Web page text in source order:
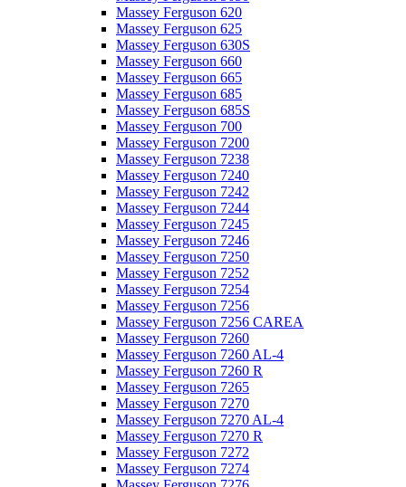
Massey Ferguson 620
Massey Ferguson 625
Massey Ferguson 630S
Massey Ferguson 660
Massey Ferguson 665
Massey Ferguson 685
Massey Ferguson 685S
Massey Ferguson 700
Massey Ferguson 7200
Massey Ferguson 7238
Massey Ferguson 7240
Massey Ferguson 7242
Massey Ferguson 7244
Massey Ferguson 7245
Massey Ferguson 7246
Massey Ferguson 7250
Massey Ferguson 7252
Massey Ferguson 7254
Massey Ferguson 7256
Massey Ferguson 7256 CAREA
Massey Ferguson 7260
Massey Ferguson 7260 AL-4
Massey Ferguson 7260 R
Massey Ferguson 7265
Massey Ferguson 7270
Massey Ferguson 7270 AL-4
Massey Ferguson 7270 R
Massey Ferguson 7272
Massey Ferguson 7274